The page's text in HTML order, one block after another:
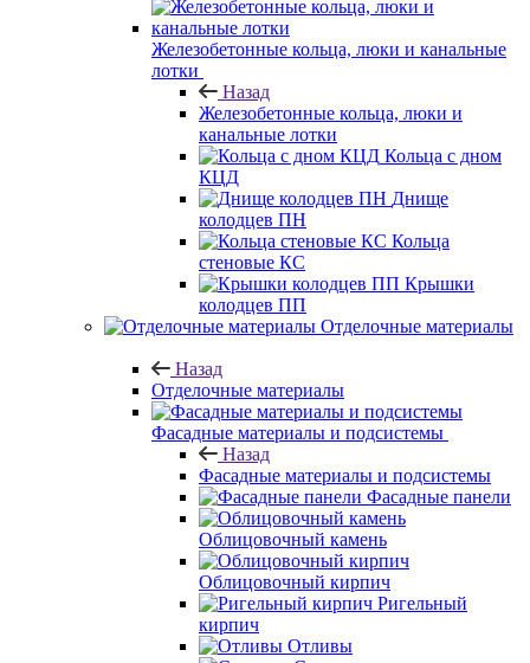
Железобетонные кольца, люки и канальные
лотки
Назад
Железобетонные кольца, люки и
канальные лотки
Кольца с дном
КЦД
Днище
колодцев ПН
Кольца
стеновые КС
Крышки
колодцев ПП
Отделочные материалы
Назад
Отделочные материалы
Фасадные материалы и подсистемы
Назад
Фасадные материалы и подсистемы
Фасадные панели
Облицовочный камень
Облицовочный кирпич
Ригельный
кирпич
Отливы